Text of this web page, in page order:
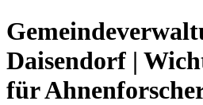
Daisendorf |
für